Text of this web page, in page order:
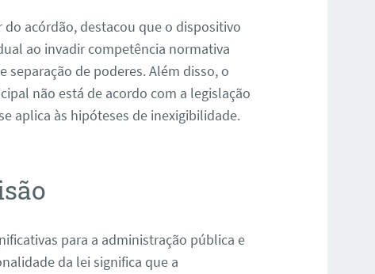
do acórdão, destacou que o dispositivo
ao invadir competência normativa
separação de poderes. Além disso, o
não está de acordo com a legislação
aplica às hipóteses de inexigibilidade.
para a administração pública e
da lei significa que a